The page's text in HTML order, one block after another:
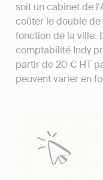
soit un cabinet de
coûter le double
fonction de la ville.
comptabilité Indy
partir de 20 € HT
peuvent varier en